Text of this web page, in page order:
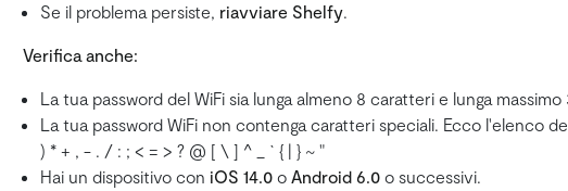
Se il problema persiste, riavviare Shelfy.
Verifica anche:
La tua password del WiFi sia lunga almeno 8 caratteri e lunga
La tua password WiFi non contenga caratteri speciali. Ecco l'elenco
) * + , - . / : ; < = > ? @ [ \ ] ^ _ ` { | } ~ "
Hai un dispositivo con iOS 14.0o Android 6.0o successivi.